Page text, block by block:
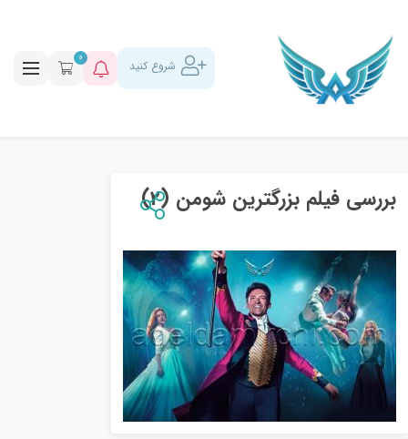
شروع کنید 0
بررسی فیلم بزرگترین شومن (2)